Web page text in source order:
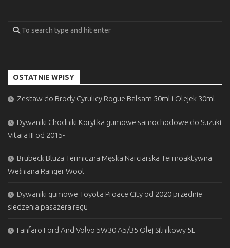
OSTATNIE WPISY
Zestaw do Brody Cyrulicy Rogue Balsam 50ml i Olejek 30ml
Dywaniki Chodniki Korytka gumowe samochodowe do Suzuki
Vitara III od 2015-
Brubeck Bluza Termiczna Męska Narciarska Termoaktywna
Wełniana Ranger Wool
Dywaniki gumowe Toyota Proace City od 2020 przednie
siedzenia pasażera regu
Fanfaro Ford And Volvo 5W30 A5/B5 Olej Silnikowy 5L